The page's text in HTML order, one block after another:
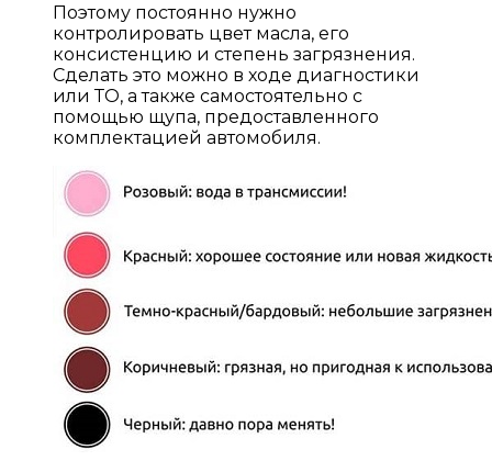
Поэтому постоянно нужно
контролировать цвет масла, его
консистенцию и степень загрязнения.
Сделать это можно в ходе диагностики
или ТО, а также самостоятельно с
помощью щупа, предоставленного
комплектацией автомобиля.